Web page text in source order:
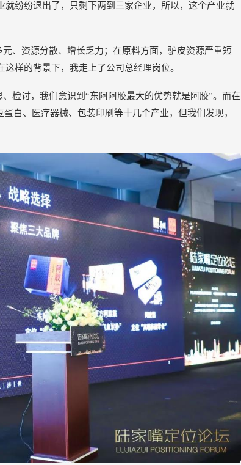
纷纷退出了，只剩下两到三家企业，所以，这个产业就
、资源分散、增长乏力；在原料方面，驴皮资源严重短
样的背景下，我走上了公司总经理岗位。
检讨，我们意识到“东阿阿胶最大的优势就是阿胶”。而在
白、医疗器械、包装印刷等十几个产业，但我们发现，